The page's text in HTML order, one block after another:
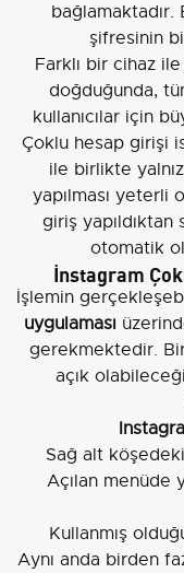
bağlamaktadır.
şifresinin
Farklı bir cihaz
doğduğunda,
kullanıcılar için
Çoklu hesap girişi
ile birlikte
yapılması yeterli
giriş
otomatik
İnstagram
İşlemin
uygulaması
gerekmektedir.
açık
Sağ alt
Açılan menüde
Kullanmış
Aynı anda birden